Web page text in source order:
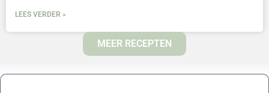
LEES VERDER »
MEER RECEPTEN